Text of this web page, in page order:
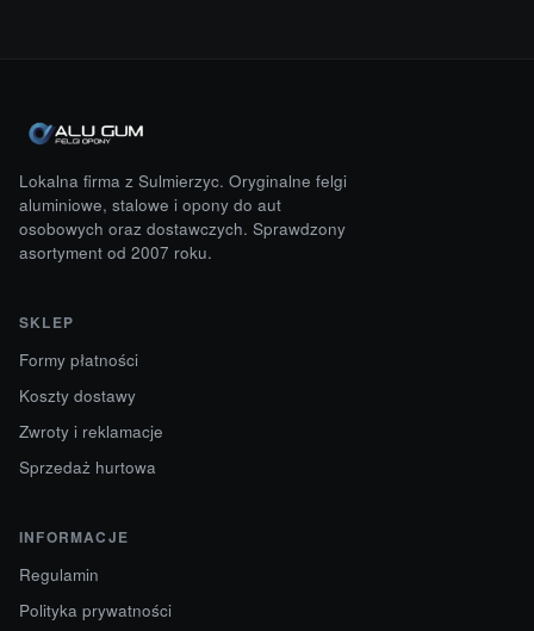
Lokalna firma z Sulmierzyc. Oryginalne felgi
aluminiowe, stalowe i opony do aut
osobowych oraz dostawczych. Sprawdzony
asortyment od 2007 roku.
SKLEP
Formy płatności
Koszty dostawy
Zwroty i reklamacje
Sprzedaż hurtowa
INFORMACJE
Regulamin
Polityka prywatności